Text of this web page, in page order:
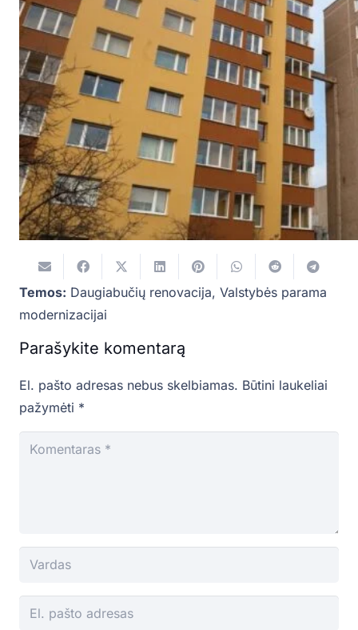
Temos: Daugiabučių renovacija, Valstybės parama
modernizacijai
Parašykite komentarą
El. pašto adresas nebus skelbiamas. Būtini laukeliai
pažymėti *